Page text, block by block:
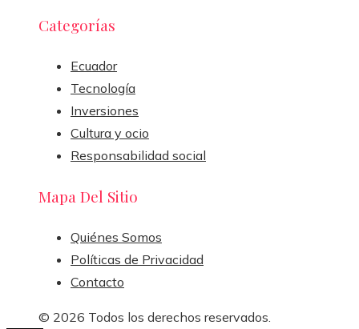
Categorías
Ecuador
Tecnología
Inversiones
Cultura y ocio
Responsabilidad social
Mapa Del Sitio
Quiénes Somos
Políticas de Privacidad
Contacto
© 2026 Todos los derechos reservados.